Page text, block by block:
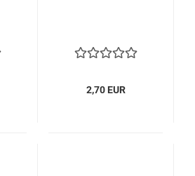
2,70 EUR